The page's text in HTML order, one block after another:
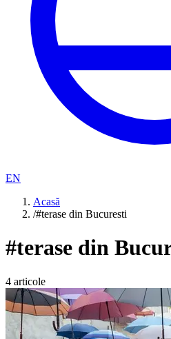
EN
Acasă
/#terase din Bucuresti
#terase din
4 articole